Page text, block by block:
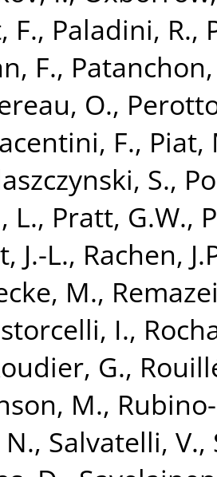
F., Paladini, R.,
F.,
O.,
F., Piat,
S.,
L., Pratt, G.W.,
J.-L., Rachen,
M.,
I.,
G.,
M.,
, Salvatelli, V.,